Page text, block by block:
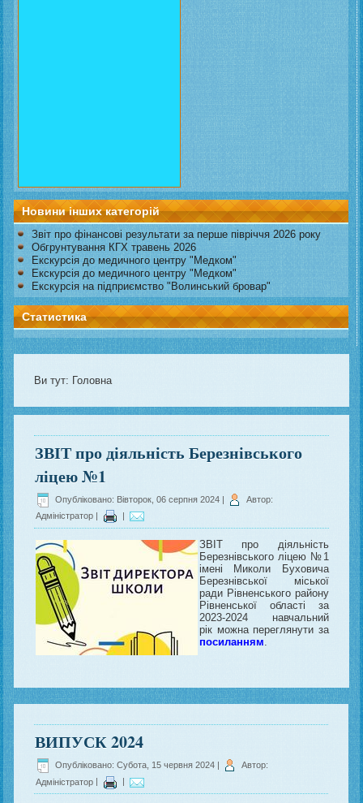
Новини інших категорій
Звіт про фінансові результати за перше півріччя 2026 року
Обгрунтування КГХ травень 2026
Екскурсія до медичного центру "Медком"
Екскурсія до медичного центру "Медком"
Екскурсія на підприємство "Волинський бровар"
Статистика
Ви тут: Головна
ЗВІТ про діяльність Березнівського
ліцею №1
Опубліковано: Вівторок, 06 серпня 2024 |
Автор:
Адміністратор | |
ЗВІТ про діяльність
Березнівського ліцею №1
імені Миколи Буховича
Березнівської міської
ради Рівненського району
Рівненської області за
2023-2024 навчальний
рік можна переглянути за
посиланням
ВИПУСК 2024
Опубліковано: Субота, 15 червня 2024 |
Автор:
Адміністратор